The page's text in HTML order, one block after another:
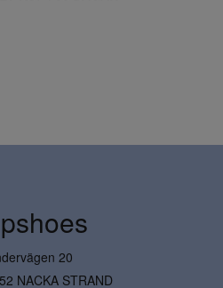
20
NACKA STRAND